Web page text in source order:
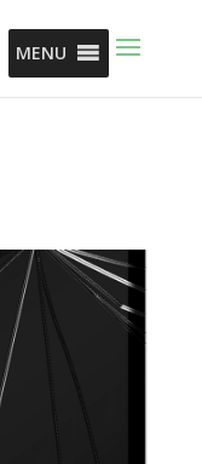
MENU